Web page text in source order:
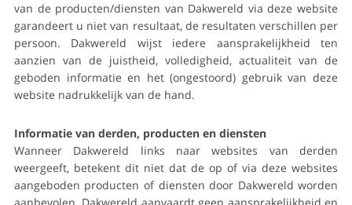
van de producten/diensten van Dakwereld via deze website
garandeert u niet van resultaat, de resultaten verschillen per
persoon. Dakwereld wijst iedere aansprakelijkheid ten
aanzien van de juistheid, volledigheid, actualiteit van de
geboden informatie en het (ongestoord) gebruik van deze
website nadrukkelijk van de hand.
Informatie van derden, producten en diensten
Wanneer Dakwereld links naar websites van derden
weergeeft, betekent dit niet dat de op of via deze websites
aangeboden producten of diensten door Dakwereld worden